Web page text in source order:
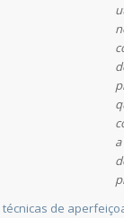
técnicas de